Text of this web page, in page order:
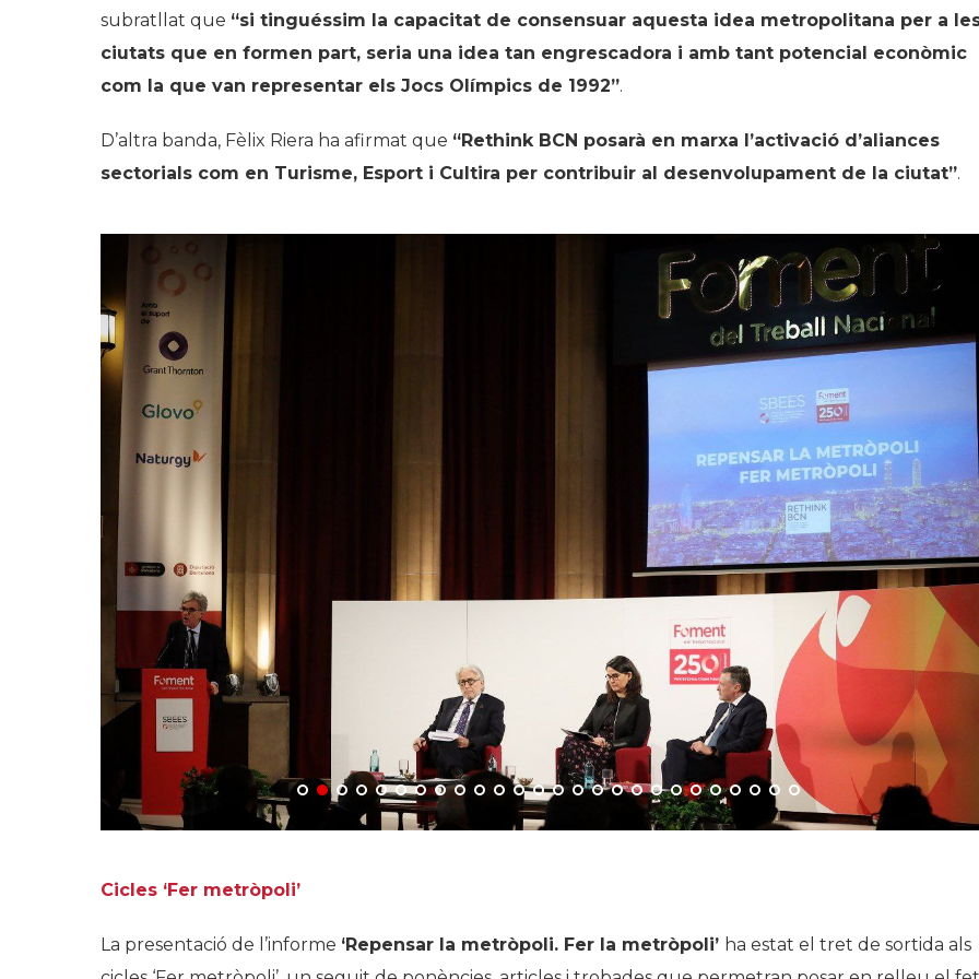
subratllat que “si tinguéssim la capacitat de consensuar aquesta idea metropolitana per a
ciutats que en formen part, seria una idea tan engrescadora i amb tant potencial econòmic
com la que van representar els Jocs Olímpics de 1992”.
D’altra banda, Fèlix Riera ha afirmat que “Rethink BCN posarà en marxa l’activació d’aliances
sectorials com en Turisme, Esport i Cultira per contribuir al desenvolupament de la ciutat”.
Cicles ‘Fer metròpoli’
La presentació de l’informe ‘Repensar la metròpoli. Fer la metròpoli’ ha estat el tret de sortida als